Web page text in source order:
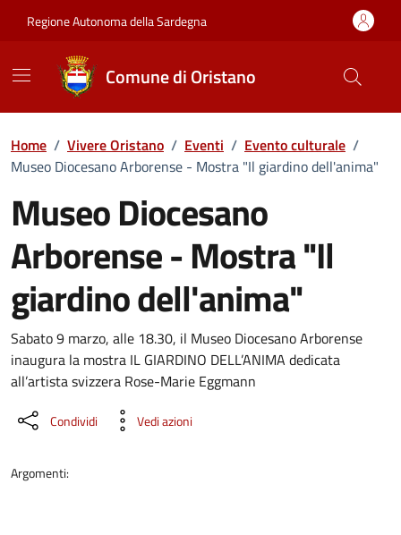
Regione Autonoma della Sardegna
Comune di Oristano
Home / Vivere Oristano / Eventi / Evento culturale /
Museo Diocesano Arborense - Mostra "Il giardino dell'anima"
Museo Diocesano
Arborense - Mostra "Il
giardino dell'anima"
Dettaglio dell'evento
Sabato 9 marzo, alle 18.30, il Museo Diocesano Arborense
inaugura la mostra IL GIARDINO DELL’ANIMA dedicata
all’artista svizzera Rose-Marie Eggmann
Condividi Vedi azioni
Argomenti: